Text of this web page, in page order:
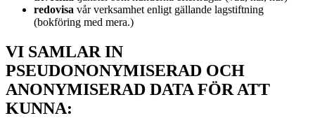
redovisa vår verksamhet enligt gällande lagstiftning
(bokföring med mera.)
VI SAMLAR IN
PSEUDONONYMISERAD OCH
ANONYMISERAD DATA FÖR ATT
KUNNA: